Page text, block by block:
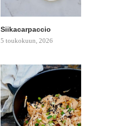
Siikacarpaccio
5 toukokuun, 2026